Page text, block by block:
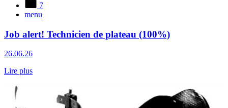
7
menu
Job alert! Technicien de plateau (100%)
26.06.26
Lire plus